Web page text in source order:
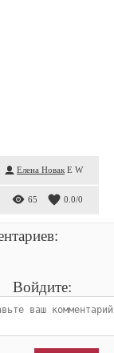
Елена Новак E W
65 0.0/0
:
Войдите: